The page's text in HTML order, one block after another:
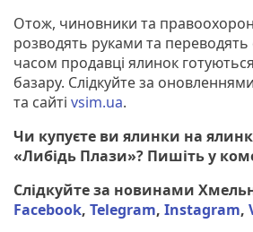
Отож, чиновники та
розводять руками та переводять
часом продавці ялинок
базару. Слідкуйте за
та сайті vsim.ua.
Чи купуєте ви ялинки на
«Либідь Плази»? Пишіть у
Слідкуйте за новинами
Facebook, Telegram, Instagram,